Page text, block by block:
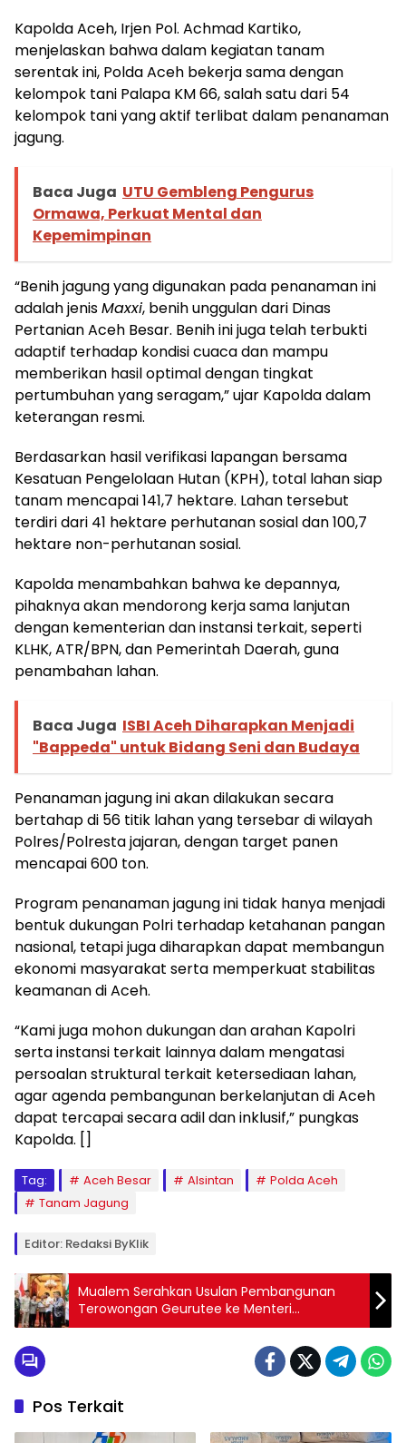
Kapolda Aceh, Irjen Pol. Achmad Kartiko,
menjelaskan bahwa dalam kegiatan tanam
serentak ini, Polda Aceh bekerja sama dengan
kelompok tani Palapa KM 66, salah satu dari 54
kelompok tani yang aktif terlibat dalam penanaman
jagung.
Baca Juga UTU Gembleng Pengurus
Ormawa, Perkuat Mental dan
Kepemimpinan
“Benih jagung yang digunakan pada penanaman ini
adalah jenisMaxxi, benih unggulan dari Dinas
Pertanian Aceh Besar. Benih ini juga telah terbukti
adaptif terhadap kondisi cuaca dan mampu
memberikan hasil optimal dengan tingkat
pertumbuhan yang seragam,” ujar Kapolda dalam
keterangan resmi.
Berdasarkan hasil verifikasi lapangan bersama
Kesatuan Pengelolaan Hutan (KPH), total lahan siap
tanam mencapai 141,7 hektare. Lahan tersebut
terdiri dari 41 hektare perhutanan sosial dan 100,7
hektare non-perhutanan sosial.
Kapolda menambahkan bahwa ke depannya,
pihaknya akan mendorong kerja sama lanjutan
dengan kementerian dan instansi terkait, seperti
KLHK, ATR/BPN, dan Pemerintah Daerah, guna
penambahan lahan.
Baca Juga ISBI Aceh Diharapkan Menjadi
"Bappeda" untuk Bidang Seni dan Budaya
Penanaman jagung ini akan dilakukan secara
bertahap di 56 titik lahan yang tersebar di wilayah
Polres/Polresta jajaran, dengan target panen
mencapai 600 ton.
Program penanaman jagung ini tidak hanya menjadi
bentuk dukungan Polri terhadap ketahanan pangan
nasional, tetapi juga diharapkan dapat membangun
ekonomi masyarakat serta memperkuat stabilitas
keamanan di Aceh.
“Kami juga mohon dukungan dan arahan Kapolri
serta instansi terkait lainnya dalam mengatasi
persoalan struktural terkait ketersediaan lahan,
agar agenda pembangunan berkelanjutan di Aceh
dapat tercapai secara adil dan inklusif,” pungkas
Kapolda. []
Tag: Aceh Besar Alsintan
Polda Aceh
Tanam Jagung
Editor: Redaksi ByKlik
Mualem Serahkan Usulan Pembangunan
Terowongan Geurutee ke Menteri
PPN/Bappenas
Pos Terkait